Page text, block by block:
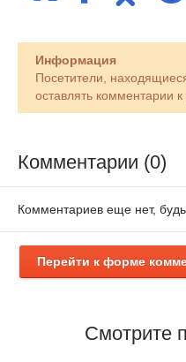
Информация
Посетители,
оставлять комментарии
Комментарии (0)
Комментариев еще нет, будь
Перейти к форме
Смотрите